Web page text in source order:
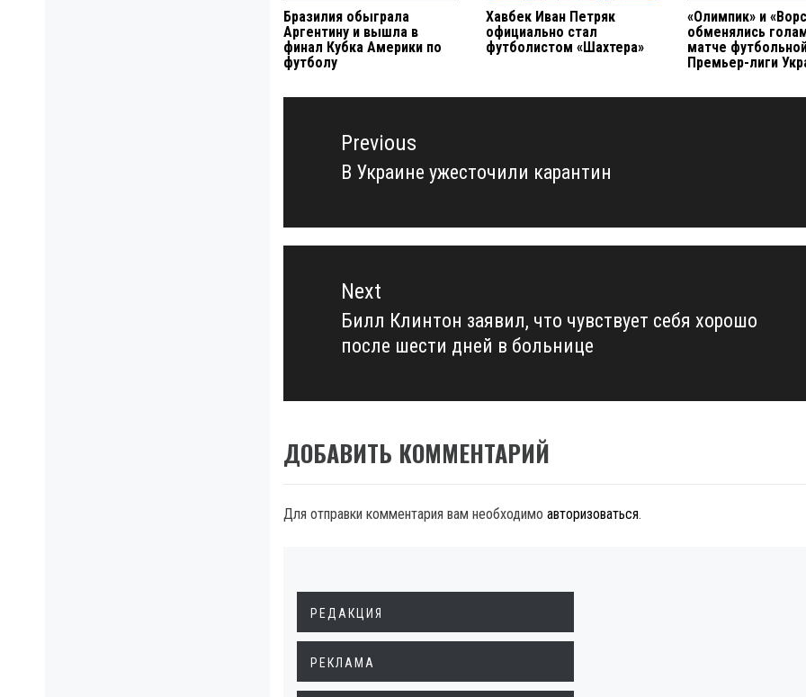
Бразилия обыграла
Аргентину и вышла в
финал Кубка Америки по
футболу
Хавбек Иван Петряк
официально стал
футболистом «Шахтера»
«Олимпик» и
обменялись
матче
Премьер-лиги
Навигация
записямPrevious
Previous
В Украине ужесточили карантин
Next
Next
post:
Билл Клинтон заявил, что чувствует себя хорошо
после шести дней в больнице
ДОБАВИТЬ КОММЕНТАРИЙ
Для отправки комментария вам необходимо авторизоваться.
РЕДАКЦИЯ
РЕКЛАМА